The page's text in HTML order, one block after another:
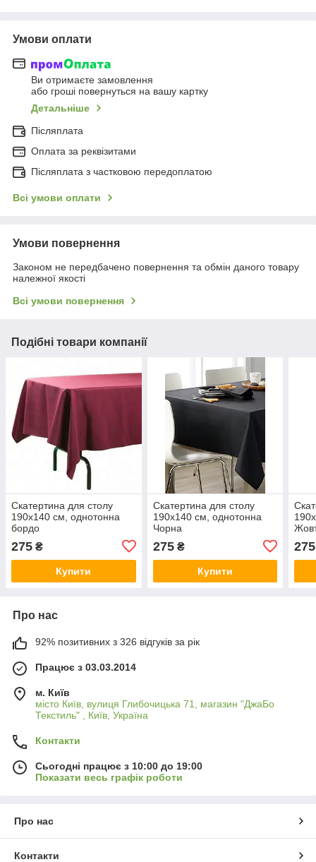
Умови оплати
Ви отримаєте замовлення
або гроші повернуться на вашу картку
Детальніше
Післяплата
Оплата за реквізитами
Післяплата з частковою передоплатою
Всі умови оплати
Умови повернення
Законом не передбачено повернення та обмін даного товару
належної якості
Всі умови повернення
Подібні товари компанії
Скатертина для столу
190х140 см, однотонна
бордо
275 ₴
Купити
Скатертина для столу
190х140 см, однотонна
Чорна
275₴
Купити
275
Про нас
92% позитивних з 326 відгуків за рік
Працює з 03.03.2014
м. Київ
місто Київ, вулиця Глибочицька 71, магазин "ДжаБо
Текстиль" , Київ, Україна
Контакти
Сьогодні працює з 10:00 до 19:00
Показати весь графік роботи
Про нас
Контакти